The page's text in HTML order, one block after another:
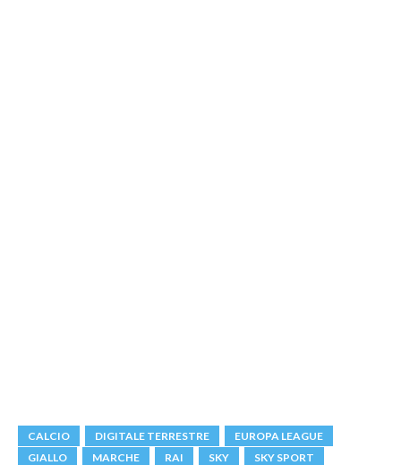
CALCIO DIGITALE TERRESTRE
EUROPA LEAGUE
GIALLO
MARCHE RAI SKY
SKY SPORT